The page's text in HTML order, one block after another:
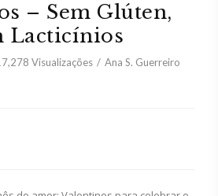
– Sem Glúten,
Lacticínios
Visualizações Ana S. Guerreiro